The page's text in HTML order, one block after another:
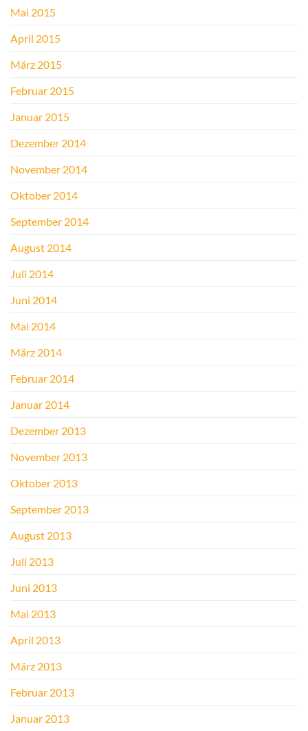
Mai 2015
April 2015
März 2015
Februar 2015
Januar 2015
Dezember 2014
November 2014
Oktober 2014
September 2014
August 2014
Juli 2014
Juni 2014
Mai 2014
März 2014
Februar 2014
Januar 2014
Dezember 2013
November 2013
Oktober 2013
September 2013
August 2013
Juli 2013
Juni 2013
Mai 2013
April 2013
März 2013
Februar 2013
Januar 2013